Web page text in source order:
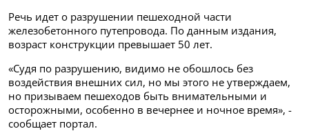
Речь идет о разрушении пешеходной части
железобетонного путепровода. По данным издания,
возраст конструкции превышает 50 лет.
«Судя по разрушению, видимо не обошлось без
воздействия внешних сил, но мы этого не утверждаем,
но призываем пешеходов быть внимательными и
осторожными, особенно в вечернее и ночное время», -
сообщает портал.